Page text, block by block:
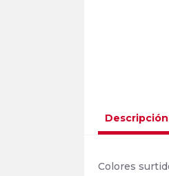
Descripción
Colores